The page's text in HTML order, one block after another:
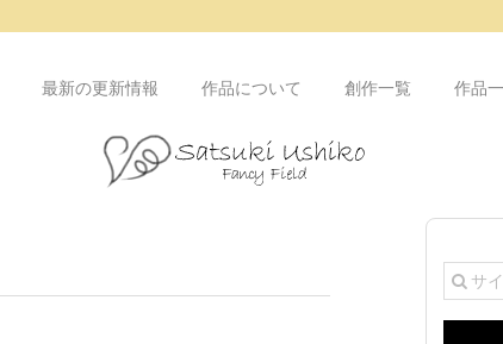
最新の更新情報 作品について 創作一覧 作品